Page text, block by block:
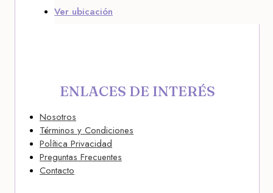
Ver ubicación
ENLACES DE INTERÉS
Nosotros
Términos y Condiciones
Política Privacidad
Preguntas Frecuentes
Contacto